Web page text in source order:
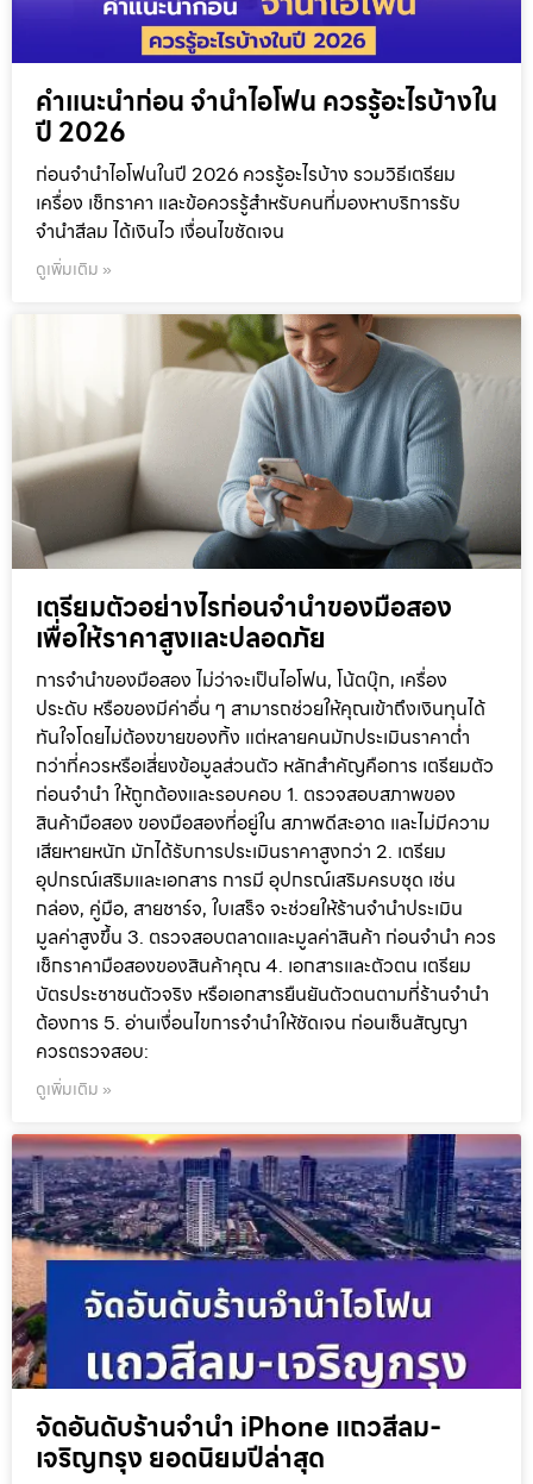
คำแนะนำก่อน จำนำไอโฟน ควรรู้อะไรบ้างใน
ปี 2026
ก่อนจำนำไอโฟนในปี 2026 ควรรู้อะไรบ้าง รวมวิธีเตรียม
เครื่อง เช็กราคา และข้อควรรู้สำหรับคนที่มองหาบริการรับ
จำนำสีลม ได้เงินไว เงื่อนไขชัดเจน
ดูเพิ่มเติม »
เตรียมตัวอย่างไรก่อนจำนำของมือสอง
เพื่อให้ราคาสูงและปลอดภัย
การจำนำของมือสอง ไม่ว่าจะเป็นไอโฟน, โน้ตบุ๊ก, เครื่อง
ประดับ หรือของมีค่าอื่น ๆ สามารถช่วยให้คุณเข้าถึงเงินทุนได้
ทันใจโดยไม่ต้องขายของทิ้ง แต่หลายคนมักประเมินราคาต่ำ
กว่าที่ควรหรือเสี่ยงข้อมูลส่วนตัว หลักสำคัญคือการ เตรียมตัว
ก่อนจำนำ ให้ถูกต้องและรอบคอบ 1. ตรวจสอบสภาพของ
สินค้ามือสอง ของมือสองที่อยู่ใน สภาพดีสะอาด และไม่มีความ
เสียหายหนัก มักได้รับการประเมินราคาสูงกว่า 2. เตรียม
อุปกรณ์เสริมและเอกสาร การมี อุปกรณ์เสริมครบชุด เช่น
กล่อง, คู่มือ, สายชาร์จ, ใบเสร็จ จะช่วยให้ร้านจำนำประเมิน
มูลค่าสูงขึ้น 3. ตรวจสอบตลาดและมูลค่าสินค้า ก่อนจำนำ ควร
เช็กราคามือสองของสินค้าคุณ 4. เอกสารและตัวตน เตรียม
บัตรประชาชนตัวจริง หรือเอกสารยืนยันตัวตนตามที่ร้านจำนำ
ต้องการ 5. อ่านเงื่อนไขการจำนำให้ชัดเจน ก่อนเซ็นสัญญา
ควรตรวจสอบ:
ดูเพิ่มเติม »
จัดอันดับร้านจำนำ iPhone แถวสีลม-
เจริญกรุง ยอดนิยมปีล่าสุด